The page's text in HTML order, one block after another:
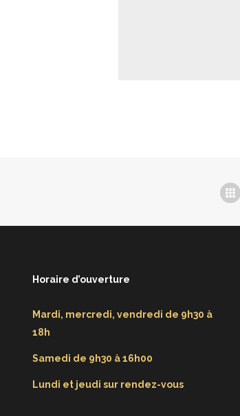
Horaire d’ouverture
Mardi, mercredi, vendredi de 9h30 à
18h
Samedi de 9h30 à 16h00
Lundi et jeudi sur rendez-vous